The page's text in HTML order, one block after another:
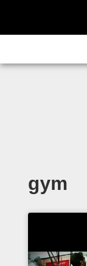
gym